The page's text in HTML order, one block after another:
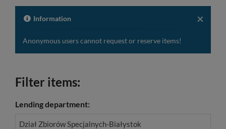
×
Information
Anonymous users cannot request or reserve items!
Filter items:
Lending department:
Dział Zbiorów Specjalnych-Białystok